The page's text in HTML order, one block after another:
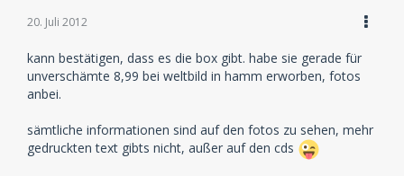
20. Juli 2012
kann bestätigen, dass es die box gibt. habe sie gerade für
unverschämte 8,99 bei weltbild in hamm erworben, fotos
anbei.
sämtliche informationen sind auf den fotos zu sehen, mehr
gedruckten text gibts nicht, außer auf den cds